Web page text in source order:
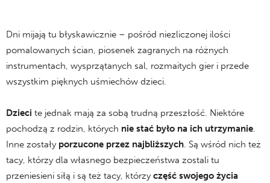
Dni mijają tu błyskawicznie – pośród niezliczonej ilości
pomalowanych ścian, piosenek zagranych na różnych
instrumentach, wysprzątanych sal, rozmaitych gier i przede
wszystkim pięknych uśmiechów dzieci.
Dzieci te jednak mają za sobą trudną przeszłość. Niektóre
pochodzą z rodzin, których nie stać było na ich utrzymanie.
Inne zostały porzucone przez najbliższych. Są wśród nich też
tacy, którzy dla własnego bezpieczeństwa zostali tu
przeniesieni siłą i są też tacy, którzyczęść swojego życia